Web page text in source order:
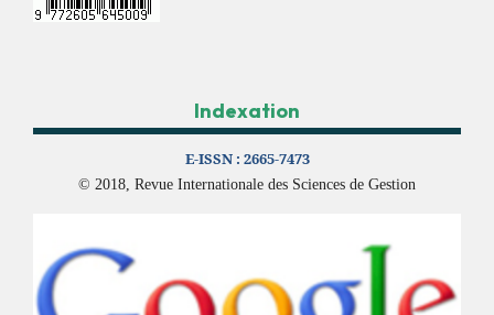
Indexation
E-ISSN : 2665-7473
© 2018, Revue Internationale des Sciences de Gestion